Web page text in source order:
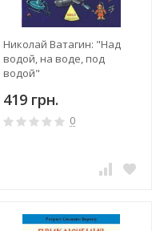
Николай Ватагин: "Над
водой, на воде, под
водой"
419 грн.
0